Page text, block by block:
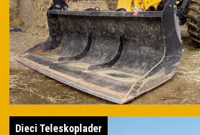
Dieci Teleskoplader